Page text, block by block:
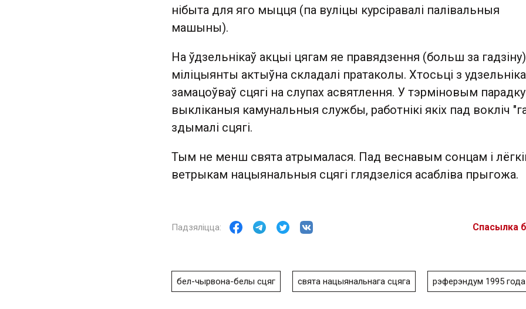
нібыта для яго мыцця (па вуліцы курсіравалі палівальныя
машыны).
На ўдзельнікаў акцыі цягам яе правядзення (больш за гадзіну)
міліцыянты актыўна складалі пратаколы. Хтосьці з
замацоўваў сцягі на слупах асвятлення. У тэрміновым
выкліканыя камунальныя службы, работнікі якіх пад вокліч
здымалі сцягі.
Тым не менш свята атрымалася. Пад веснавым сонцам і
ветрыкам нацыянальныя сцягі глядзеліся асабліва прыгожа.
Спасылка
бел-чырвона-белы сцяг свята нацыянальнага сцяга рэферэндум 1995 года